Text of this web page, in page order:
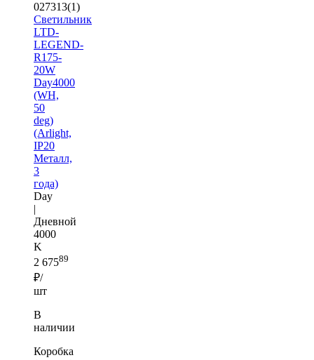
027313(1)
Светильник
LTD-
LEGEND-
R175-
20W
Day4000
(WH,
50
deg)
(Arlight,
IP20
Металл,
3
года)
Day
|
Дневной
4000
K
2 67589
₽/
шт
В
наличии
Коробка